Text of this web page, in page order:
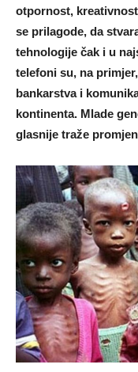
otpornost,
se prilagode, da
tehnologije čak i u
telefoni su, na
bankarstva i
kontinenta. Mlade
glasnije traže